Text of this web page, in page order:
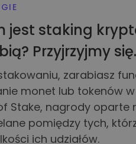
jest staking
Przyjrzyjmy się.
zarabiasz
monet lub tokenów
Stake, nagrody oparte
pomiędzy tych,
ich udziałów.